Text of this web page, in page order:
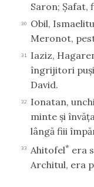
Saron; Şafat,
30
Obil,
Meronot,
31
Iaziz,
îngrijitori
David.
32
Ionatan,
minte şi
lângă fiii
33 Ahitofel* era
Architul, era